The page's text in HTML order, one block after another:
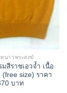
นาวพระสงฆ์
สีราชเอวจ้ำ เนื้อ
size) ราคา
บาท